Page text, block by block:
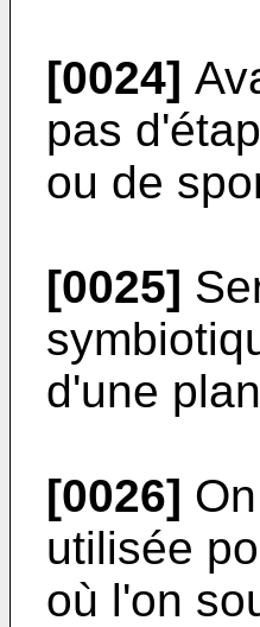
[0024]
pas
ou de
[0025]
d'une
[0026]
utilisée
où l'on